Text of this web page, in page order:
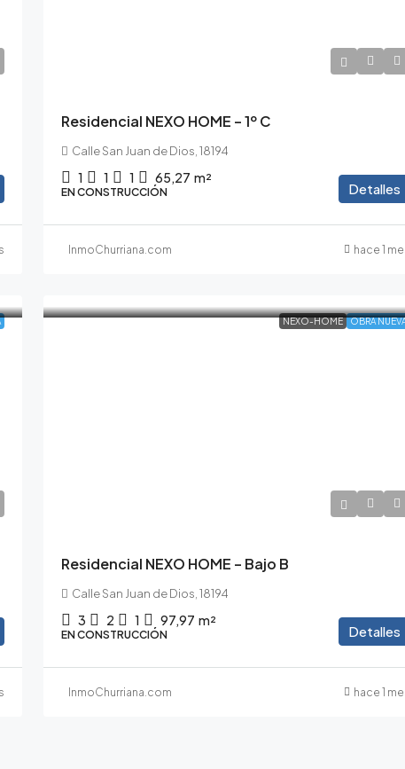
Residencial NEXO HOME – 1º C
Calle San Juan de Dios, 18194
1 1 1 65,27 m²
EN CONSTRUCCIÓN Detalles
InmoChurriana.com hace 1
NEXO-HOME OBRA
Residencial NEXO HOME – Bajo B
Calle San Juan de Dios, 18194
3 2 1 97,97 m²
EN CONSTRUCCIÓN Detalles
InmoChurriana.com hace 1